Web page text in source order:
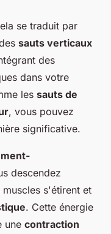
se traduit par
sauts verticaux
des
dans votre
les sauts de
, vous pouvez
significative.
descendez
s'étirent et
. Cette énergie
une contraction